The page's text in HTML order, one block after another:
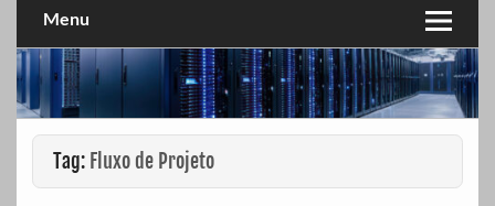
Menu
Tag: Fluxo de Projeto